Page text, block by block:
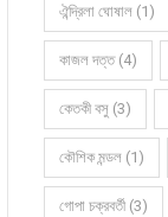
ঐন্দ্রিলা ঘোষাল (1)
কাজল দত্ত (4)
কেতকী বসু (3)
কৌশিক মন্ডল (1)
গোপা চক্রবর্তী (3)